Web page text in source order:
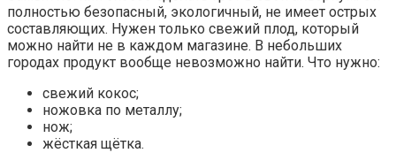
полностью безопасный, экологичный, не имеет острых
составляющих. Нужен только свежий плод, который
можно найти не в каждом магазине. В небольших
городах продукт вообще невозможно найти. Что нужно:
свежий кокос;
ножовка по металлу;
нож;
жёсткая щётка.